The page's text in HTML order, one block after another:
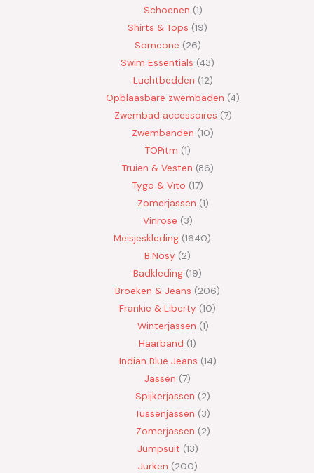
Schoenen 1
Shirts & Tops 19
Someone 26
Swim Essentials 43
Luchtbedden 12
Opblaasbare zwembaden 4
Zwembad accessoires 7
Zwembanden 10
TOPitm 1
Truien & Vesten 86
Tygo & Vito 17
Zomerjassen 1
Vinrose 3
Meisjeskleding 1640
B.Nosy
2
Badkleding 19
Broeken & Jeans
206
Frankie & Liberty 10
Winterjassen 1
Haarband 1
Indian Blue Jeans 14
Jassen 7
Spijkerjassen
2
Tussenjassen
3
Zomerjassen 2
Jumpsuit 13
Jurken 200